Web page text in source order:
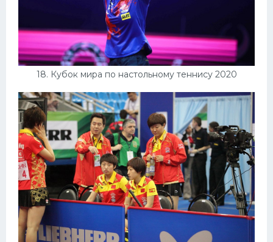
18. Кубок мира по настольному теннису 2020